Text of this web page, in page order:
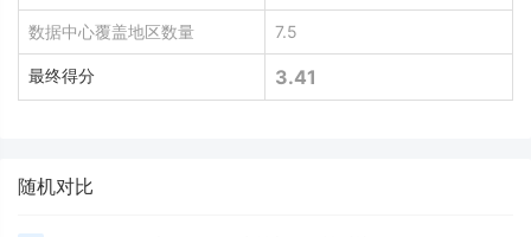
数据中心覆盖地区数量 7.5
最终得分 3.41
随机对比